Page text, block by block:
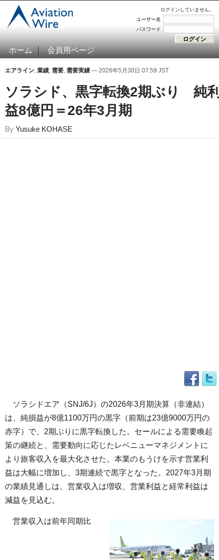
ログインしていません。
ユーザー名
パスワード
ホーム 会員用ページ
エアライン, 業績, 需要, 需要実績 — 2026年5月30日 07:59 JST
ソラシド、黒字転換2期ぶり 純
益8億円＝26年3月期
By Yusuke KOHASE
ソラシドエア（SNJ/6J）の2026年3月期決算（非連結）
は、純損益が8億1100万円の黒字（前期は23億9000万円の
赤字）で、2期ぶりに黒字転換した。セールによる需要喚起
策の継続と、需要動向に応じたレベニューマネジメントに
より旅客収入を最大化させた。本業のもうけを示す営業利
益は大幅に増加し、3期連続で黒字となった。2027年3月期
の業績見通しは、営業収入は増収、営業利益と経常利益は
減益を見込む。
営業収入は前年同期比